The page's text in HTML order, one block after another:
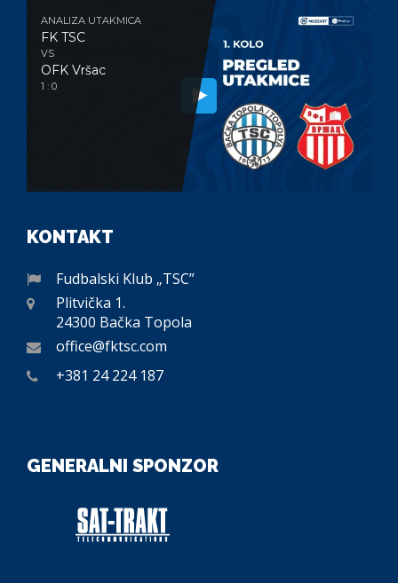
ANALIZA UTAKMICA
FK TSC
VS
OFK Vršac
1 : 0
KONTAKT
Fudbalski Klub „TSC”
Plitvička 1.
24300 Bačka Topola
office@fktsc.com
+381 24 224 187
GENERALNI SPONZOR